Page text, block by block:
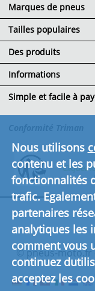
Marques de pneus
Tailles populaires
Des produits
Informations
Simple et facile à
Cliquez
© pneus-moto.fr
Nous utilisons
contenu et les
fonctionnalités
trafic.
partenaires
analytiques les
comment vous
continuez
acceptez les